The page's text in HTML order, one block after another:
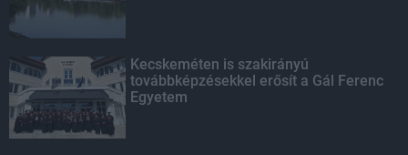
Kecskeméten is szakirányú
továbbképzésekkel erősít a Gál Ferenc
Egyetem